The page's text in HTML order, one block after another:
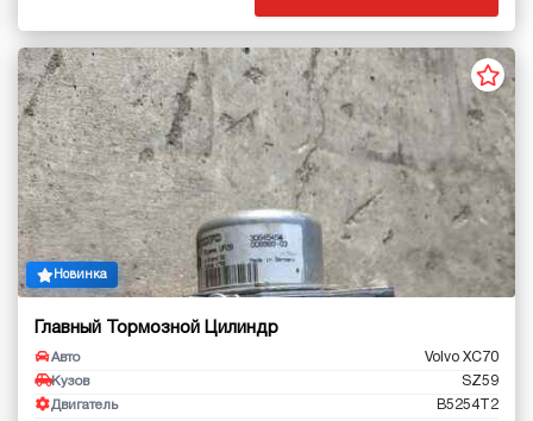
Новинка
Главный Тормозной Цилиндр
Авто Volvo XC70
Кузов SZ59
Двигатель B5254T2